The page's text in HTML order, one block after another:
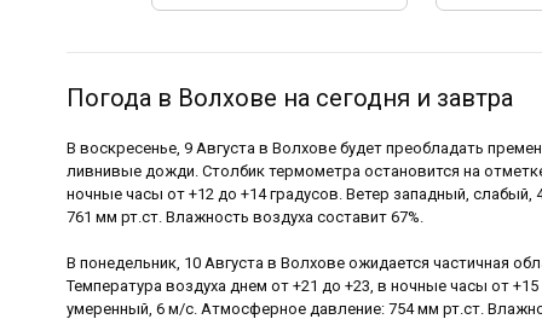
Погода в Волхове на сегодня и завтра
В воскресенье, 9 Августа в Волхове будет преобладать
ливнивые дожди. Столбик термометра остановится на
ночные часы от +12 до +14 градусов. Ветер западный,
761 мм рт.ст. Влажность воздуха составит 67%.
В понедельник, 10 Августа в Волхове ожидается частичная
Температура воздуха днем от +21 до +23, в ночные часы от
умеренный, 6 м/с. Атмосферное давление: 754 мм рт.ст.